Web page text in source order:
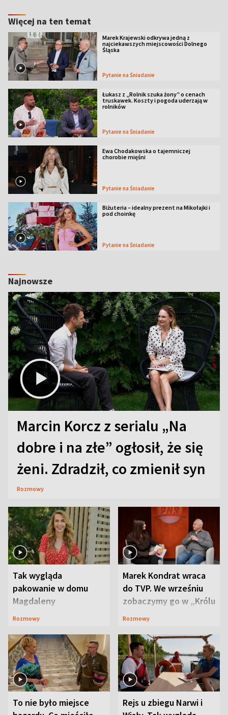
Więcej na ten temat
Marek Krajewski odkrywa jedną z
najciekawszych miejscowości Dolnego
Śląska
Pytanie na Śniadanie
Łukasz z „Rolnik szuka żony” o cenach
truskawek. Koszty i pogoda uderzają w
rolników
Pytanie na Śniadanie
Ewa Chodakowska o tajemniczej
chorobie mięśni
Pytanie na Śniadanie
Biżuteria – idealny prezent na Mikołajki i
pod choinkę
Pytanie na Śniadanie
Najnowsze
Marcin Korcz z serialu „Na
dobre i na złe” ogłosił, że się
żeni. Zdradził, co zmienił syn
Rozmowy
Tak wygląda
pakowanie w domu
Magdaleny
Waligórskiej-Lisieckiej.
Rozmowy
Marek Kondrat wraca
do TVP. We wrześniu
zobaczymy go w „Królu
Maciusiu I”
Rozmowy
To nie było miejsce
Rejs u zbiegu Narwi i